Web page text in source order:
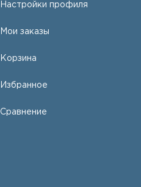
Настройки профиля
Мои заказы
Корзина
Избранное
Сравнение